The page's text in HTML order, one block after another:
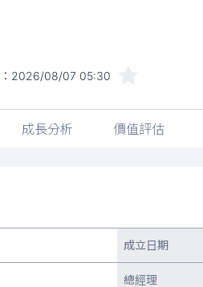
2026/08/07 05:30
成長分析 價值評估
成立日期
總經理